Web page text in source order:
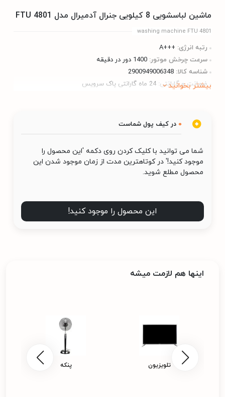
ماشین لباسشویی 8 کیلویی جنرال آدمیرال مدل FTU 4801
washing machine FTU 4801
رتبه انرژی: +++A
سرعت چرخش موتور: 1400 دور در دقیقه
شناسه کالا: 2900949006348
ضمانت و گارانتی: 24 ماه گارانتی پاک سرویس بیشتر بخوانید
0 در کیف پول شماست
شما می توانید با کلیک کردن روی دکمه 'این محصول را
موجود کنید!' در کوتاهترین مدت از زمان موجود شدن این
محصول مطلع شوید.
این محصول را موجود کنید!
اینها هم لازمت میشه
تلویزیون پنکه